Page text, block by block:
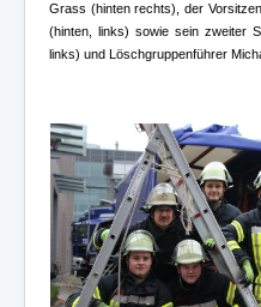
Grass (hinten rechts), der
(hinten, links) sowie sein zweiter
links) und Löschgruppenführer